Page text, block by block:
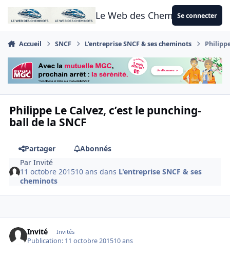
Aller au contenu
Le Web des CheminotsSe connecter
Accueil SNCF L'entreprise SNCF & ses cheminots
Philippe Le Calvez, c’est le punching-
ball de la SNCF
Partager
Abonnés
ParInvité
11 octobre 201510 ans dans L'entreprise SNCF & ses
cheminots
Invité Invités
Publication: 11 octobre 201510 ans